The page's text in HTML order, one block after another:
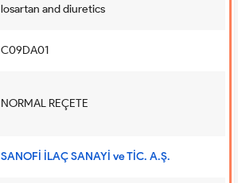
losartan and diuretics
C09DA01
NORMAL REÇETE
SANOFİ İLAÇ SANAYİ ve TİC. A.Ş.